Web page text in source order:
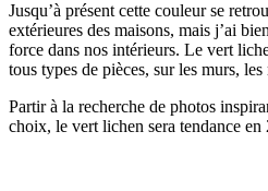
Jusqu’à présent cette couleur se
extérieures des maisons, mais j’ai
force dans nos intérieurs. Le vert
tous types de pièces, sur les murs,
Partir à la recherche de photos
choix, le vert lichen sera tendance en